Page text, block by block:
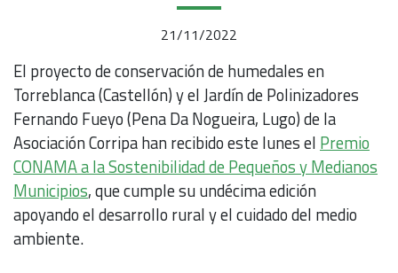
21/11/2022
El proyecto de conservación de humedales en
Torreblanca (Castellón) y el Jardín de Polinizadores
Fernando Fueyo (Pena Da Nogueira, Lugo) de la
Asociación Corripa han recibido este lunes el Premio
CONAMA a la Sostenibilidad de Pequeños y Medianos
Municipios, que cumple su undécima edición
apoyando el desarrollo rural y el cuidado del medio
ambiente.